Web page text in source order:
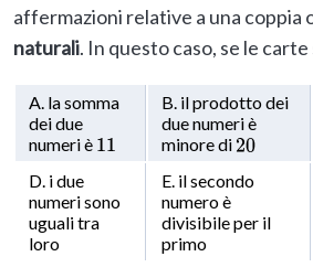
affermazioni relative a una coppia
naturali. In questo caso, se le
A. la somma
dei due
numeri è 11
B. il prodotto dei
due numeri è
minore di 20
D. i due
numeri sono
uguali tra
loro
E. il secondo
numero è
divisibile per il
primo